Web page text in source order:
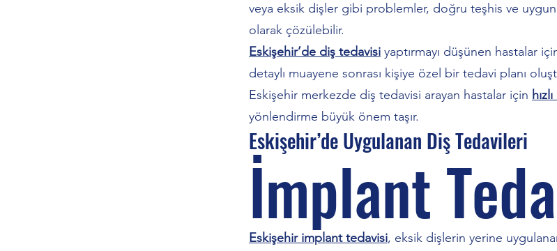
veya eksik dişler gibi problemler, doğru teşhis ve uygun
olarak çözülebilir.
Eskişehir’de diş tedavisi yaptırmayı düşünen hastalar
detaylı muayene sonrası kişiye özel bir tedavi planı
Eskişehir merkezde diş tedavisi arayan hastalar için
yönlendirme büyük önem taşır.
Eskişehir’de Uygulanan Diş Tedavileri
İmplant
Eskişehir implant tedavisi, eksik dişlerin yerine